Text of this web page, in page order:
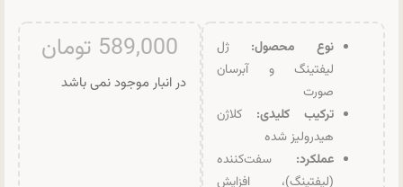
نوع محصول: ژل
لیفتینگ و آبرسان
صورت
ترکیب کلیدی: کلاژن
هیدرولیز شده
عملکرد: سفت‌کننده
(لیفتینگ)، افزایش
589,000 تومان
در انبار موجود نمی باشد